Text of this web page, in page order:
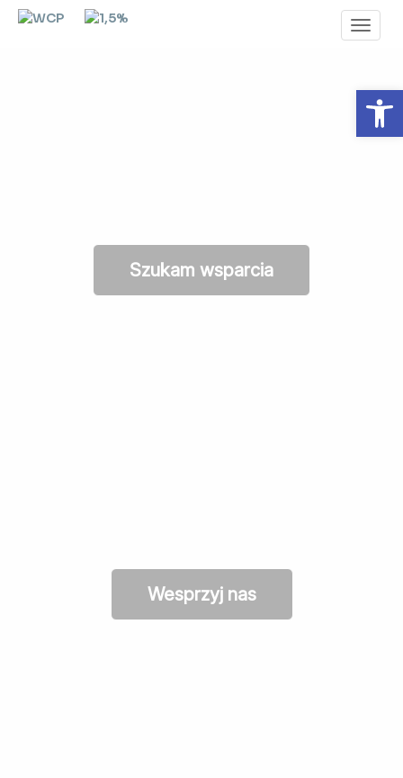
Szukam wsparcia
Wesprzyj nas